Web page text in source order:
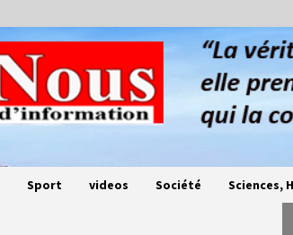
Sport videos Société Sciences,